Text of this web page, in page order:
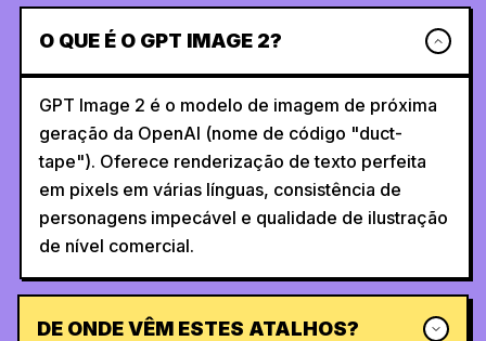
O QUE É O GPT IMAGE 2?
GPT Image 2 é o modelo de imagem de próxima
geração da OpenAI (nome de código "duct-
tape"). Oferece renderização de texto perfeita
em pixels em várias línguas, consistência de
personagens impecável e qualidade de ilustração
de nível comercial.
DE ONDE VÊM ESTES ATALHOS?